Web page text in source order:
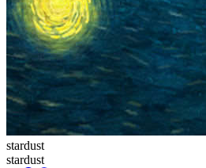
stardust
stardust